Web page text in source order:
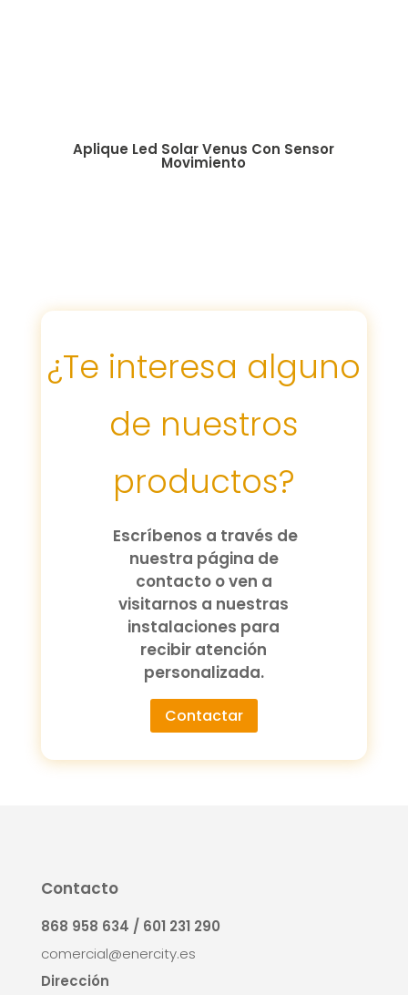
Aplique Led Solar Venus Con Sensor
Movimiento
¿Te interesa alguno
de nuestros
productos?
Escríbenos a través de
nuestra página de
contacto o ven a
visitarnos a nuestras
instalaciones para
recibir atención
personalizada.
Contactar
Contacto
868 958 634 / 601 231 290
comercial@enercity.es
Dirección